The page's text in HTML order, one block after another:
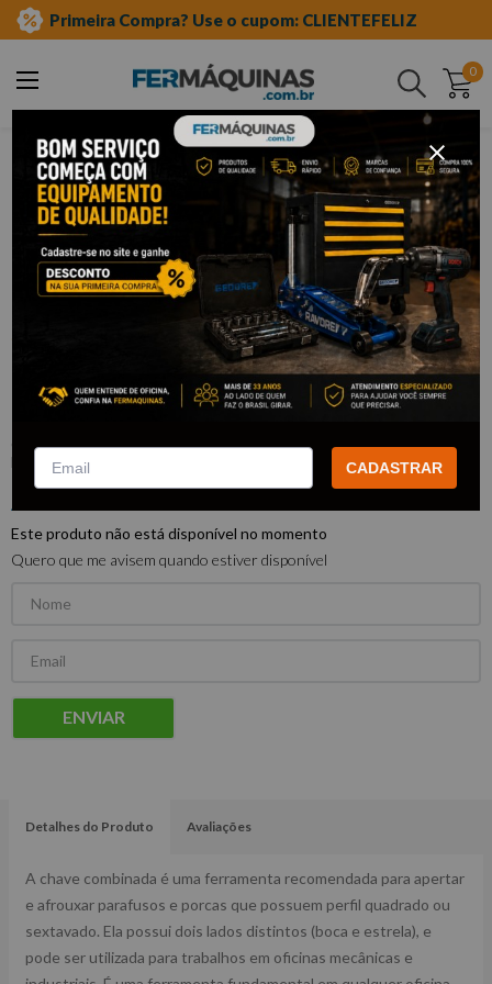
Primeira Compra? Use o cupom: CLIENTEFELIZ
0
Buscar
ferramentas manuais
chave combinada com catraca
Chave Combinada Speedy c/ Catraca
10 mm - BELZER
:85510BT
BELZER
Este produto não está disponível no momento
Quero que me avisem quando estiver disponível
ENVIAR
Detalhes do Produto Avaliações
A chave combinada é uma ferramenta recomendada para apertar
e afrouxar parafusos e porcas que possuem perfil quadrado ou
sextavado. Ela possui dois lados distintos (boca e estrela), e
pode ser utilizada para trabalhos em oficinas mecânicas e
CADASTRAR